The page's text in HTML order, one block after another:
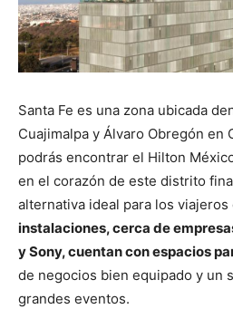
Santa Fe es una zona ubicada
Cuajimalpa y Álvaro Obregón en
podrás encontrar el Hilton
en el corazón de este distrito
alternativa ideal para los viajeros
instalaciones, cerca de
y Sony, cuentan con espacios
de negocios bien equipado y un
grandes eventos.